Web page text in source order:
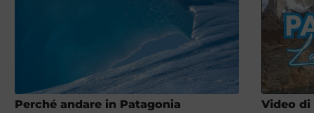
Perché andare in Patagonia Video